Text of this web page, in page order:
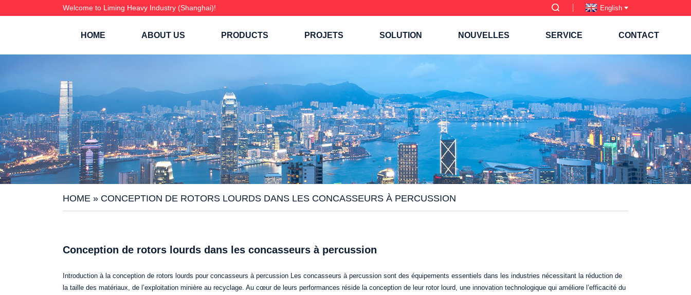
Welcome to Liming Heavy Industry (Shanghai)! English
HOME ABOUT US PRODUCTS PROJETS SOLUTION NOUVELLES SERVICE CONTACT
HOME » CONCEPTION DE ROTORS LOURDS DANS LES CONCASSEURS À PERCUSSION
Conception de rotors lourds dans les concasseurs à percussion
Introduction à la conception de rotors lourds pour concasseurs à percussion Les concasseurs à percussion sont des équipements essentiels dans les industries nécessitant la réduction de
la taille des matériaux, de l’exploitation minière au recyclage. Au cœur de leurs performances réside la conception de leur rotor lourd, une innovation technologique qui améliore l’efficacité du